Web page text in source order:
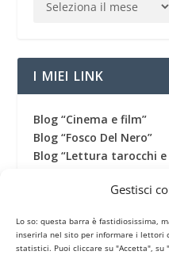
Gestisci
Lo so: questa barra è fastidiosissima,
inserirla nel sito per informare i lettori
statistici. Puoi cliccare su "Accetta", su
I MIEI LINK
Blog “Cinema e film”
Blog “Fosco Del Nero”
Blog “Lettura tarocchi
Canale Youtube
Gruppo Facebook
Pagina Facebook